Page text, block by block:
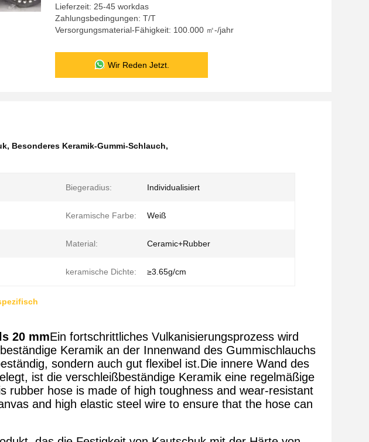
Lieferzeit: 25-45 workdas
Zahlungsbedingungen: T/T
Versorgungsmaterial-Fähigkeit: 100.000 ㎡-/jahr
Wir Reden Jetzt.
, Besonderes Keramik-Gummi-Schlauch,
Biegeradius: Individualisiert
Keramische Farbe: Weiß
Material: Ceramic+Rubber
keramische Dichte: ≥3.65g/cm
20 mmEin fortschrittliches Vulkanisierungsprozess wird
Keramik an der Innenwand des Gummischlauchs
sondern auch gut flexibel ist.Die innere Wand des
ist die verschleißbeständige Keramik eine regelmäßige
rubber hose is made of high toughness and wear-resistant
and high elastic steel wire to ensure that the hose can